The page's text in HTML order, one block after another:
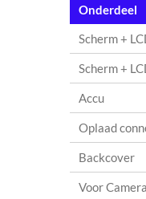
Onderdeel
Scherm +
Scherm +
Accu
Oplaad
Backcover
Voor Camera